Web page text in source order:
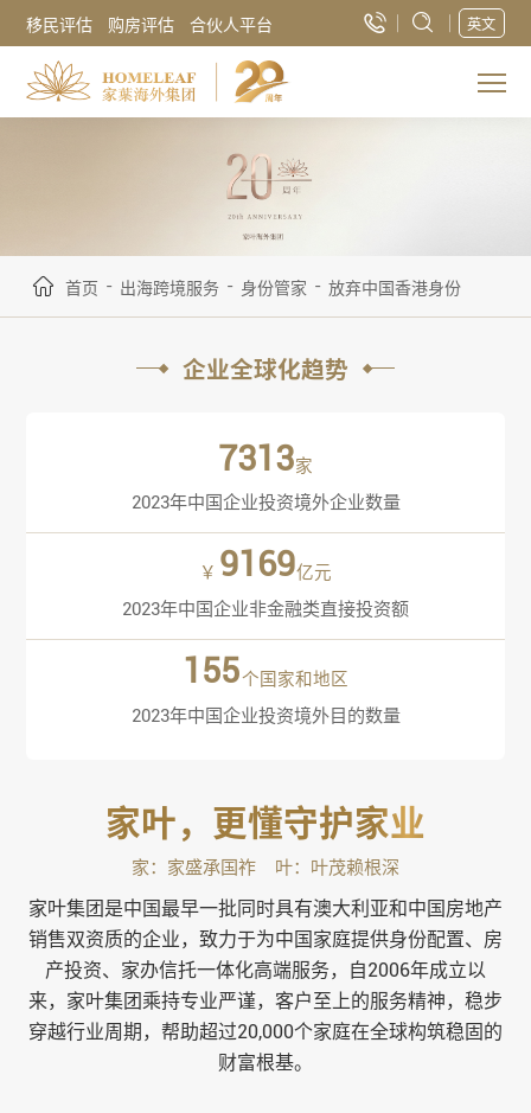
移民评估 购房评估 合伙人平台 英文
首页 - 出海跨境服务 - 身份管家 - 放弃中国香港身份
企业全球化趋势
7313家
2023年中国企业投资境外企业数量
￥ 9169亿元
2023年中国企业非金融类直接投资额
155个国家和地区
2023年中国企业投资境外目的数量
家叶，更懂守护家业
家：家盛承国祚 叶：叶茂赖根深
家叶集团是中国最早一批同时具有澳大利亚和中国房地产
销售双资质的企业，致力于为中国家庭提供身份配置、房
产投资、家办信托一体化高端服务，自2006年成立以
来，家叶集团乘持专业严谨，客户至上的服务精神，稳步
穿越行业周期，帮助超过20,000个家庭在全球构筑稳固的
财富根基。